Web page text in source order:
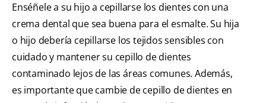
Enséñele a su hijo a cepillarse los dientes con una
crema dental que sea buena para el esmalte. Su hija
o hijo debería cepillarse los tejidos sensibles con
cuidado y mantener su cepillo de dientes
contaminado lejos de las áreas comunes. Además,
es importante que cambie de cepillo de dientes en